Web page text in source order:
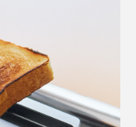
コークスを約1000℃
月間熱処理をし、不
したもの。
研磨し、コーティン
ちが約4ヶ月がかりで